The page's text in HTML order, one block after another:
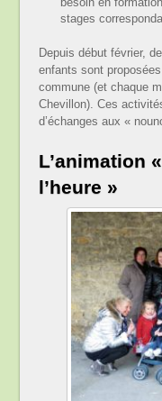
stages
Depuis début février,
enfants sont
commune (et chaque
Chevillon). Ces
d’échanges aux «
L’animation
l’heure »